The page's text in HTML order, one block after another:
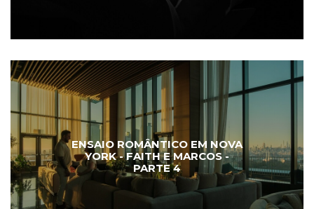
ENSAIO ROMÂNTICO EM NOVA
YORK - FAITH E MARCOS -
PARTE 4